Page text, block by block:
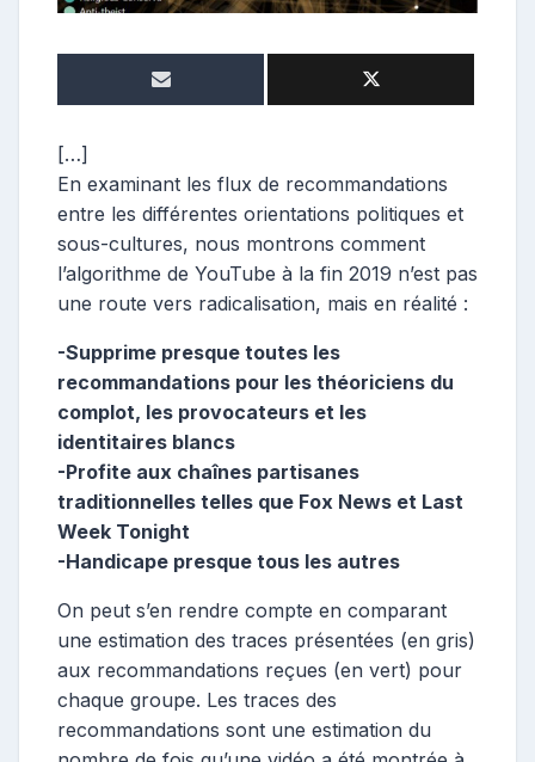
[…]
En examinant les flux de recommandations
entre les différentes orientations politiques et
sous-cultures, nous montrons comment
l’algorithme de YouTube à la fin 2019 n’est pas
une route vers radicalisation, mais en réalité :
-Supprime presque toutes les
recommandations pour les théoriciens du
complot, les provocateurs et les
identitaires blancs
-Profite aux chaînes partisanes
traditionnelles telles que Fox News et Last
Week Tonight
-Handicape presque tous les autres
On peut s’en rendre compte en comparant
une estimation des traces présentées (en gris)
aux recommandations reçues (en vert) pour
chaque groupe. Les traces des
recommandations sont une estimation du